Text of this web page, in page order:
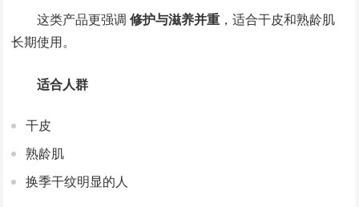
这类产品更强调修护与滋养并重 ，适合干皮和熟龄肌
长期使用。
适合人群
干皮
熟龄肌
换季干纹明显的人